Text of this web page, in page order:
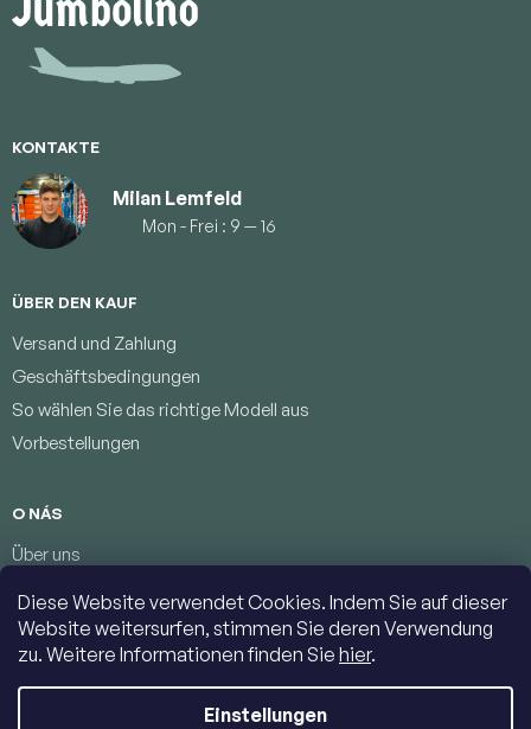
Diese Website verwendet Cookies. Indem Sie auf dieser
Website weitersurfen, stimmen Sie deren Verwendung
zu. Weitere Informationen finden Sie hier.
Einstellungen
ß
KONTAKTE
Milan Lemfeld
Mon - Frei : 9 — 16
ÜBER DEN KAUF
Versand und Zahlung
Geschäftsbedingungen
So wählen Sie das richtige Modell aus
Vorbestellungen
O NÁS
Über uns
Bedingungen zum Schutz personenbezogener Daten
Kontakte